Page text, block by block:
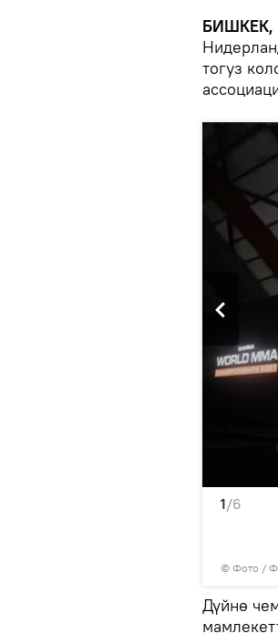
БИШКЕК,
тогуз
1/6
© Фото /
Дүйнө